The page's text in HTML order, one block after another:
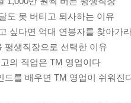
도 못 버티고 퇴사하는 이유
싶다면 억대 연봉자를 찾아가
평생직장으로 선택한 이유
의 직업은 TM 영업이다
드를 배우면 TM 영업이 쉬워진